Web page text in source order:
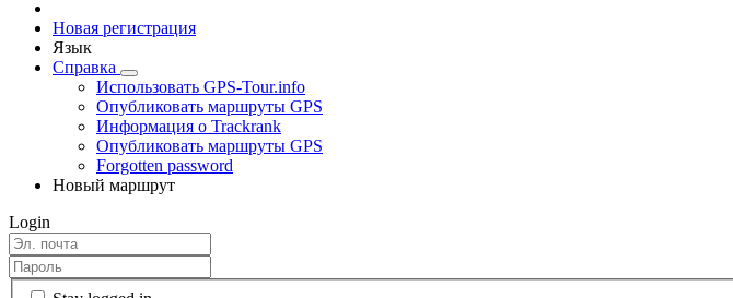
Новая регистрация
Язык
Справка
Использовать GPS-Tour.info
Опубликовать маршруты GPS
Информация о Trackrank
Опубликовать маршруты GPS
Forgotten password
Новый маршрут
Login